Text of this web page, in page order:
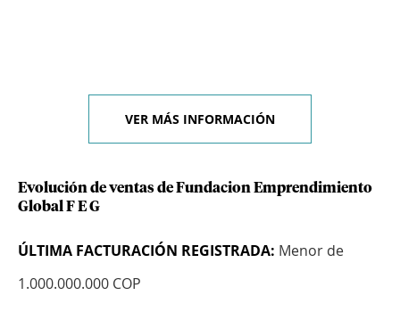
VER MÁS INFORMACIÓN
Evolución de ventas de Fundacion Emprendimiento
Global F E G
ÚLTIMA FACTURACIÓN REGISTRADA: Menor de
1.000.000.000 COP